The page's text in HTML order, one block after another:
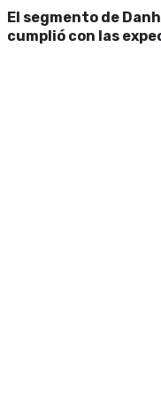
El segmento de
cumplió con las